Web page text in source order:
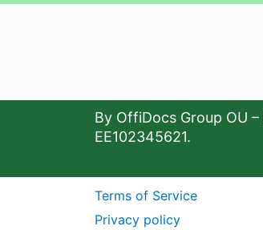
By OffiDocs Group OU
EE102345621.
Terms of Service
Privacy policy